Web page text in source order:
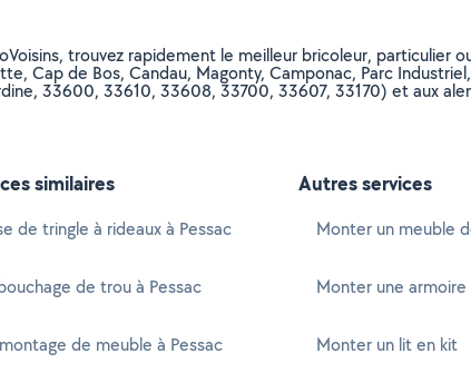
trouvez rapidement le meilleur bricoleur, particulier
Cap de Bos, Candau, Magonty, Camponac, Parc
33600, 33610, 33608, 33700, 33607, 33170) et aux
similaires
de tringle à rideaux à Pessac
de trou à Pessac
de meuble à Pessac
Autres services
Monter un meuble
Monter une
Monter un lit en kit